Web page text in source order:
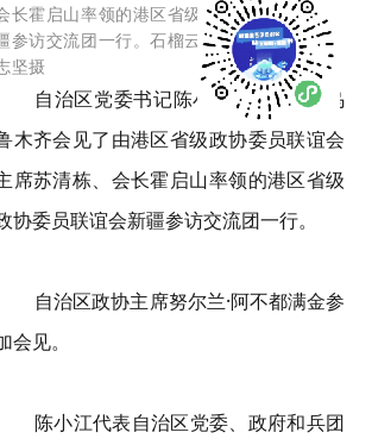
长霍启山率领的港区省级政协委员联谊会新
参访交流团一行。石榴云/新疆日报记者 崔
坚摄
自治区党委书记陈小江6月26日在乌
木齐会见了由港区省级政协委员联谊会
席苏清栋、会长霍启山率领的港区省级
协委员联谊会新疆参访交流团一行。
自治区政协主席努尔兰·阿不都满金参
会见。
陈小江代表自治区党委、政府和兵团